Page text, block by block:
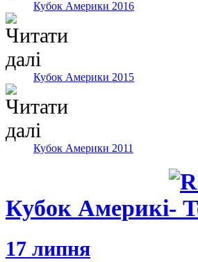
Кубок Америки 2016
Кубок Америки 2015
Кубок Америки 2011
Кубок Америкі
17 липня